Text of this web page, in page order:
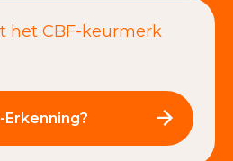
het CBF-keurmerk
Erkenning?